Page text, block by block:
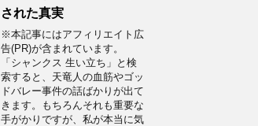
された真実
※本記事にはアフィリエイト広
告(PR)が含まれています。
「シャンクス 生い立ち」と検
索すると、天竜人の血筋やゴッ
ドバレー事件の話ばかりが出て
きます。もちろんそれも重要な
手がかりですが、私が本当に気